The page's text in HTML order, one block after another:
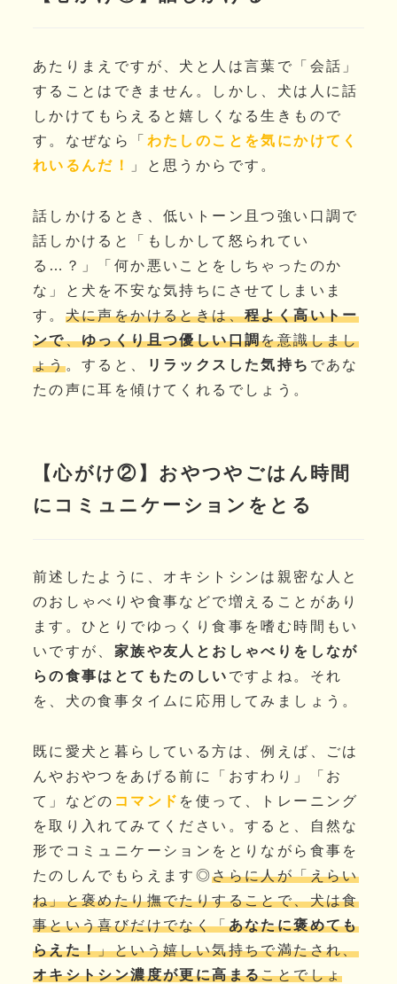
あたりまえですが、犬と人は言葉で「会話」
することはできません。しかし、犬は人に話
しかけてもらえると嬉しくなる生きもので
す。なぜなら「 わたしのことを気にかけてく
れいるんだ！
」と思うからです。
話しかけるとき、低いトーン且つ強い口調で
話しかけると「もしかして怒られてい
る…？」「何か悪いことをしちゃったのか
な」と犬を不安な気持ちにさせてしまいま
す。 犬に声をかけるときは、程よく高いトー
ンで、ゆっくり且つ優しい口調を意識しまし
ょう。すると、 リラックスした気持ち であな
たの声に耳を傾けてくれるでしょう。
【心がけ②】おやつやごはん時間
にコミュニケーションをとる
前述したように、オキシトシンは親密な人と
のおしゃべりや食事などで増えることがあり
ます。ひとりでゆっくり食事を嗜む時間もい
いですが、 家族や友人とおしゃべりをしなが
らの食事はとてもたのしい ですよね。それ
を、犬の食事タイムに応用してみましょう。
既に愛犬と暮らしている方は、例えば、ごは
んやおやつをあげる前に「おすわり」「お
て」などの コマンド を使って、トレーニング
を取り入れてみてください。すると、自然な
形でコミュニケーションをとりながら食事を
たのしんでもらえます◎さらに人が「えらい
ね」と褒めたり撫でたりすることで、犬は食
事という喜びだけでなく「あなたに褒めても
らえた！」という嬉しい気持ちで満たされ、
オキシトシン濃度が更に高まることでしょ